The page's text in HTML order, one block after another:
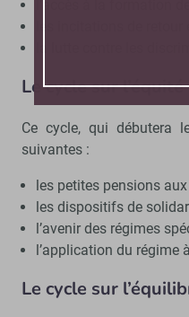
la lutte contre les
Le cycle sur
Ce cycle, qui débutera
suivantes :
les petites pensions
les dispositifs de
l’avenir des régimes
l’application du régime
Le cycle sur